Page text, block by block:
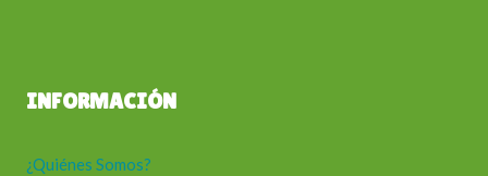
INFORMACIÓN
¿Quiénes Somos?